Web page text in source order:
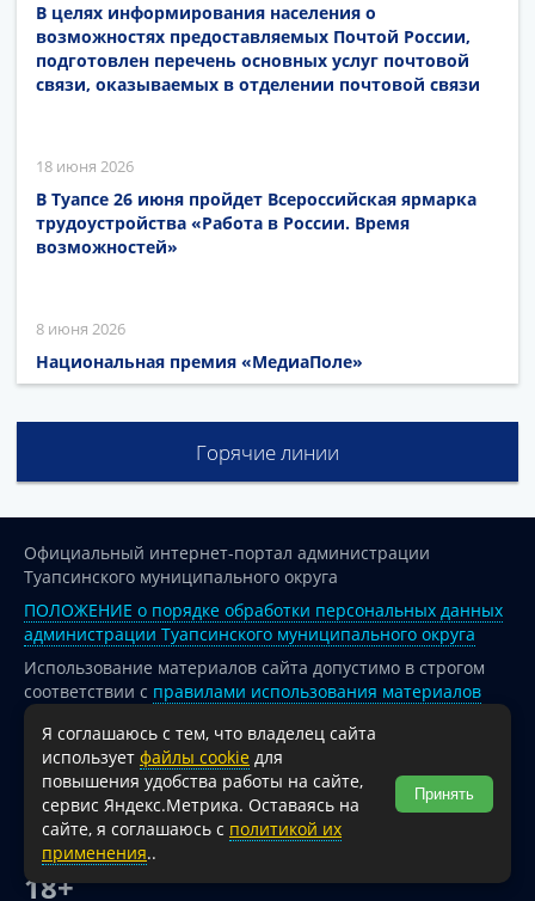
В целях информирования населения о
возможностях предоставляемых Почтой России,
подготовлен перечень основных услуг почтовой
связи, оказываемых в отделении почтовой связи
18 июня 2026
В Туапсе 26 июня пройдет Всероссийская ярмарка
трудоустройства «Работа в России. Время
возможностей»
8 июня 2026
Национальная премия «МедиаПоле»
Горячие линии
Официальный интернет-портал администрации
Туапсинского муниципального округа
ПОЛОЖЕНИЕ о порядке обработки персональных данных
администрации Туапсинского муниципального округа
Использование материалов сайта допустимо в строгом
соответствии с правилами использования материалов
опубликованных на сайте
При перепечатке и использовании информации ссылка
на источник обязательна.
Для сайтов и страниц сети Интернет обязательна
активная гиперссылка на официальный интернет-портал
администрации Туапсинского муниципального округа.
18+
Я соглашаюсь с тем, что владелец сайта
использует файлы cookie для
повышения удобства работы на сайте,
сервис Яндекс.Метрика. Оставаясь на
сайте, я соглашаюсь с политикой их
применения..
Принять